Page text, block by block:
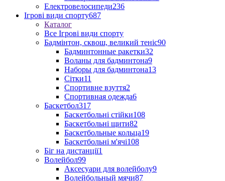
Електровелосипеди236
Ігрові види спорту687
Каталог
Все Ігрові види спорту
Бадмінтон, сквош, великий теніс90
Бадминтонные ракетки32
Воланы для бадминтона9
Наборы для бадминтона13
Сітки11
Спортивне взуття2
Спортивная одежда6
Баскетбол317
Баскетбольні стійки108
Баскетбольні щити82
Баскетбольные кольца19
Баскетбольні м'ячі108
Біг на дистанції1
Волейбол99
Аксесуари для волейболу9
Волейбольный мячи87